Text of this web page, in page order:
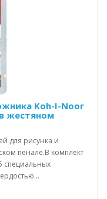
Koh-I-Noor
жестяном
для рисунка и
пенале.В комплект
специальных
..